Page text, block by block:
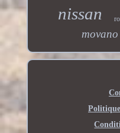
nissan
movano